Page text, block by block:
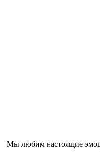
Мы любим настоящие